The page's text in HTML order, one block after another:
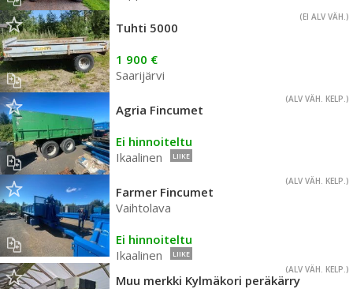
(EI ALV VÄH.)
Tuhti 5000
1 900 €
Saarijärvi
(ALV VÄH. KELP.)
Agria Fincumet
Ei hinnoiteltu
Ikaalinen
LIIKE
(ALV VÄH. KELP.)
Farmer Fincumet
Vaihtolava
Ei hinnoiteltu
Ikaalinen
LIIKE
(ALV VÄH. KELP.)
Muu merkki Kylmäkori peräkärry